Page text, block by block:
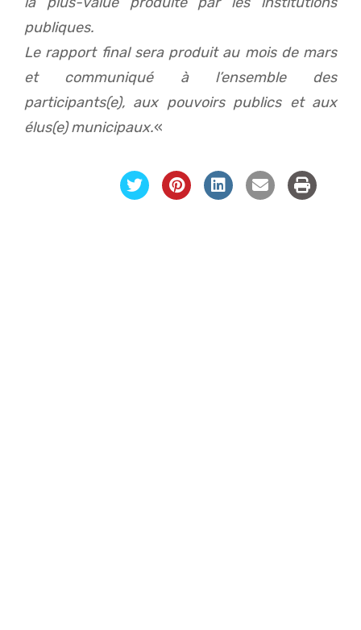
publiques.
Le rapport final sera produit au mois de mars
et communiqué à l’ensemble des
participants(e), aux pouvoirs publics et aux
élus(e) municipaux.«